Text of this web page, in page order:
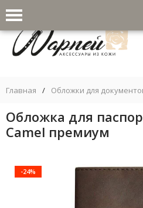
Главная / Обложки для
Обложка для
Camel премиум
-24%